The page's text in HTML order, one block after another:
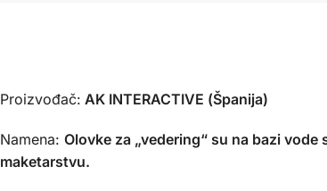
Proizvođač: AK INTERACTIVE (Španija)
Namena: Olovke za „vedering“ su na bazi
maketarstvu.